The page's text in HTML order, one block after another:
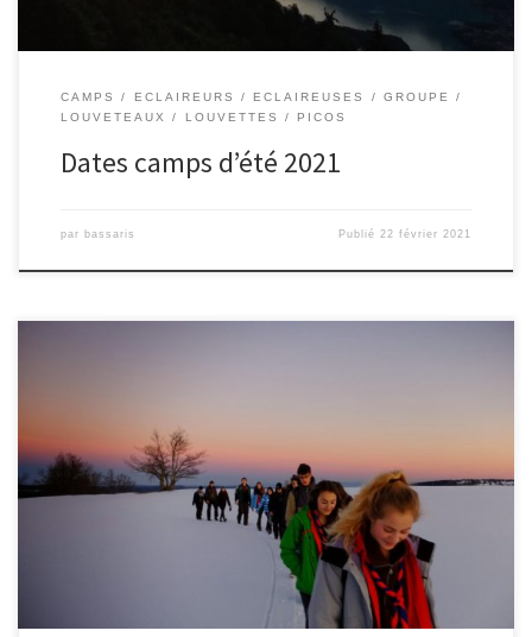
CAMPS ECLAIREURS ECLAIREUSES
GROUPE
LOUVETEAUX
LOUVETTES PICOS
Dates camps d’été 2021
par bassaris Publié 22 février 2021